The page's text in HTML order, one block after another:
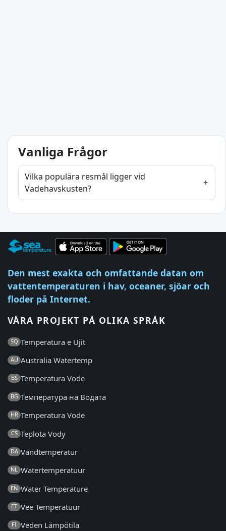
Vanliga Frågor
Vilka populära resmål ligger vid
Vadehavskusten?
Den mest exakta och omfattande datan om
vattentemperaturen i hav, oceaner, sjöar och
floder på Internet.
VÅRA PROJEKT PÅ OLIKA SPRÅK
SQ Temperatura e Ujit
AU Australia Watertemp
BS Temperatura Vode
BG Температура на Водата
HR Temperatura Vode
CS Teplota Vody
DA Vandtemperatur
NL Watertemperatuur
EN Water Temperature
ET Vee Temperatuur
FI Veden Lämpötila